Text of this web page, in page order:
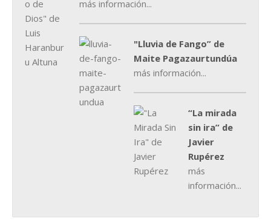
más información...
"Lluvia de Fango” de
Maite Pagazaurtundúa
más información...
“La mirada
sin ira” de
Javier
Rupérez
más
información...